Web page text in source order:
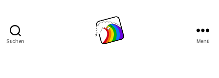
Suchen Menü